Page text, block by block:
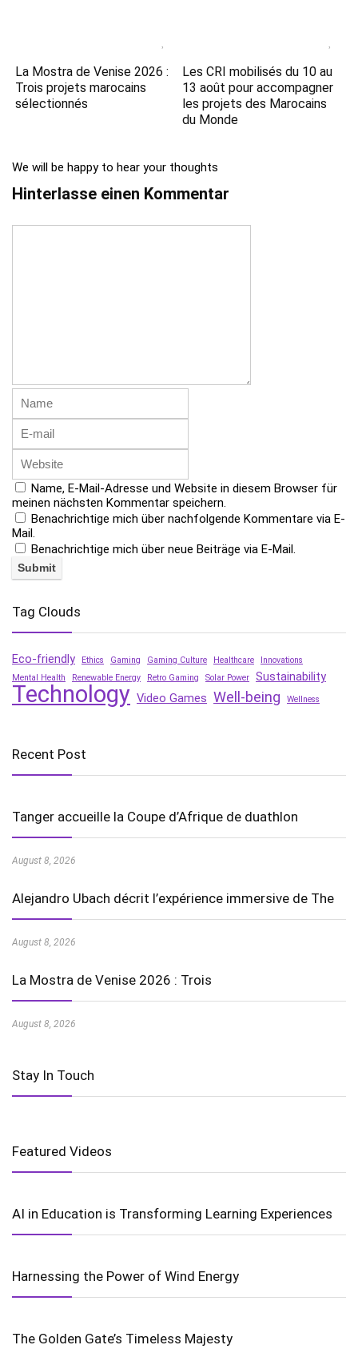
La Mostra de Venise 2026 :
Trois projets marocains
sélectionnés
Les CRI mobilisés du 10 au
13 août pour accompagner
les projets des Marocains
du Monde
We will be happy to hear your thoughts
Hinterlasse einen Kommentar
Name, E-Mail-Adresse und Website in diesem Browser für
meinen nächsten Kommentar speichern.
Benachrichtige mich über nachfolgende Kommentare via E-
Mail.
Benachrichtige mich über neue Beiträge via E-Mail.
Tag Clouds
Eco-friendly Ethics Gaming Gaming Culture Healthcare
Innovations
Mental Health
Renewable Energy Retro Gaming Solar Power Sustainability
Technology Video Games Well-being Wellness
Recent Post
Tanger accueille la Coupe d’Afrique de duathlon
August 8, 2026
Alejandro Ubach décrit l’expérience immersive de The
August 8, 2026
La Mostra de Venise 2026 : Trois
August 8, 2026
Stay In Touch
Featured Videos
AI in Education is Transforming Learning Experiences
Harnessing the Power of Wind Energy
The Golden Gate’s Timeless Majesty